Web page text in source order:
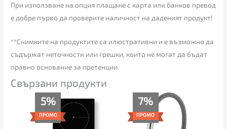
При използване на опция плащане с карта или банков превод
е добре първо да проверите наличност на даденият продукт!
**Снимките на продуктите са илюстративни и е възможно да
съдържат неточности или грешки, които не могат да бъдат
правно основание за претенции.
Свързани продукти
5%
ПРОМО
price
was:
225.00€.
цена
213.00€.
7%
ПРОМО
Original
price
was:
75.00€.
Текущата
цена